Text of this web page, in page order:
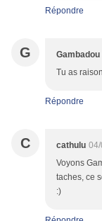
Répondre
G Gambadou
Tu as
Répondre
C cathulu
Voyons
taches, ce
:)